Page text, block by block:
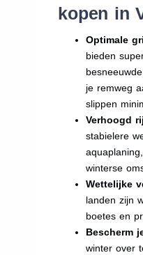
kopen in
Optimale
bieden
je remweg
slippen
Verhoogd
stabielere
winterse
Wettelijke
landen zijn
boetes en
Bescherm
winter over